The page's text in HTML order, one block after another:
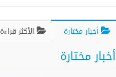
أخبار مختارة الأكثر قراءة
أخبار مختارة